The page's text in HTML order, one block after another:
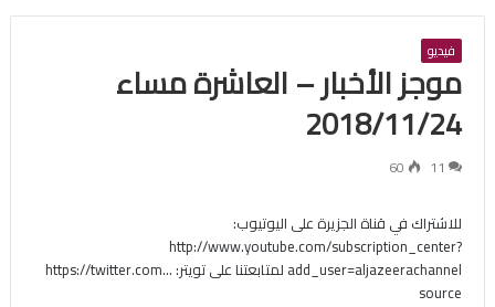
فيديو
موجز الأخبار – العاشرة مساء
2018/11/24
11
60
للاشتراك في قناة الجزيرة على اليوتيوب:
http://www.youtube.com/subscription_center?
add_user=aljazeerachannel لمتابعتنا على تويتر: https://twitter.com…
source